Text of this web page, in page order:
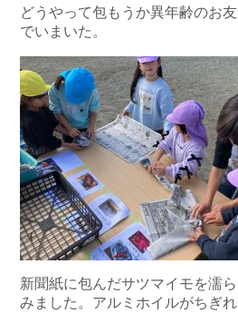
どうやって包もうか異年齢のお
でいまいた。
新聞紙に包んだサツマイモを濡
みました。アルミホイルがちぎ